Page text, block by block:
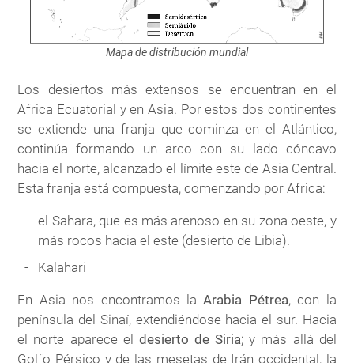
Mapa de distribución mundial
Los desiertos más extensos se encuentran en el
Africa Ecuatorial y en Asia. Por estos dos continentes
se extiende una franja que cominza en el Atlántico,
continúa formando un arco con su lado cóncavo
hacia el norte, alcanzado el límite este de Asia Central.
Esta franja está compuesta, comenzando por Africa:
el Sahara, que es más arenoso en su zona oeste, y
más rocos hacia el este (desierto de Libia).
Kalahari
En Asia nos encontramos laArabia Pétrea, con la
península del Sinaí, extendiéndose hacia el sur. Hacia
el norte aparece el desierto de Siria; y más allá del
Golfo Pérsico y de las mesetas de Irán occidental, la